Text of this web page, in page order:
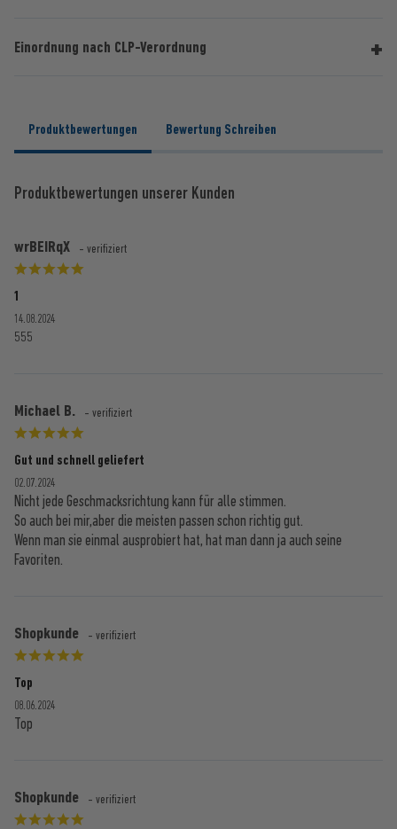
Einordnung nach CLP-Verordnung
Produktbewertungen Bewertung Schreiben
Produktbewertungen unserer Kunden
wrBEIRqX - verifiziert
1
14.08.2024
555
Michael B. - verifiziert
Gut und schnell geliefert
02.07.2024
Nicht jede Geschmacksrichtung kann für alle stimmen.
So auch bei mir,aber die meisten passen schon richtig gut.
Wenn man sie einmal ausprobiert hat, hat man dann ja auch seine
Favoriten.
Shopkunde - verifiziert
Top
08.06.2024
Top
Shopkunde - verifiziert